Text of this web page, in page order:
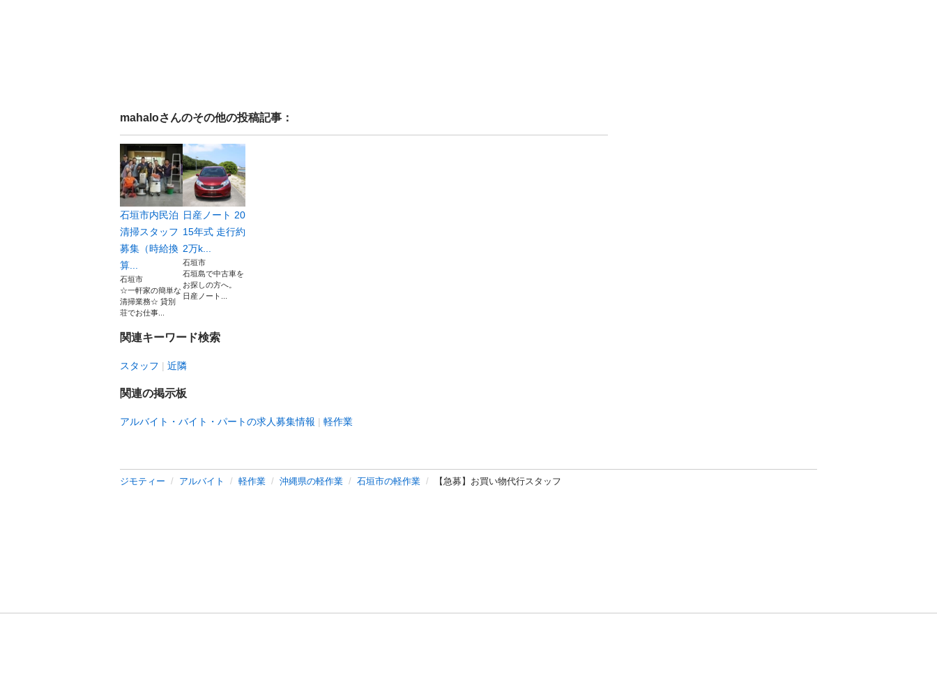
mahaloさんのその他の投稿記事：
石垣市内民泊
清掃スタッフ
募集（時給換
算...
石垣市
☆一軒家の簡単な
清掃業務☆ 貸別
荘でお仕事...
日産ノート 20
15年式 走行約
2万k...
石垣市
石垣島で中古車を
お探しの方へ。
日産ノート...
関連キーワード検索
スタッフ 近隣
関連の掲示板
アルバイト・バイト・パートの求人募集情報 軽作業
ジモティー アルバイト 軽作業 沖縄県の軽作業 石垣市の軽作業 【急募】お買い物代行スタッフ